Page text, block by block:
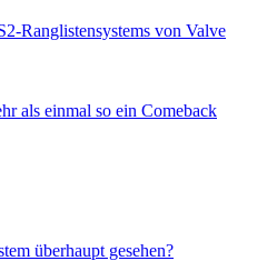
Ranglistensystems von Valve
als einmal so ein Comeback
überhaupt gesehen?